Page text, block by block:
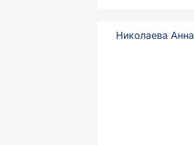
Николаева Анна